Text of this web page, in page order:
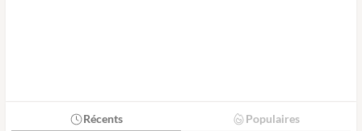
Récents Populaires